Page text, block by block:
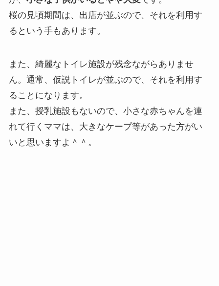
桜の見頃期間は、出店が並ぶので、それを利用す
るという手もあります。
また、綺麗なトイレ施設が残念ながらありませ
ん。通常、仮説トイレが並ぶので、それを利用す
ることになります。
また、授乳施設もないので、小さな赤ちゃんを連
れて行くママは、大きなケープ等があった方がい
いと思いますよ＾＾。